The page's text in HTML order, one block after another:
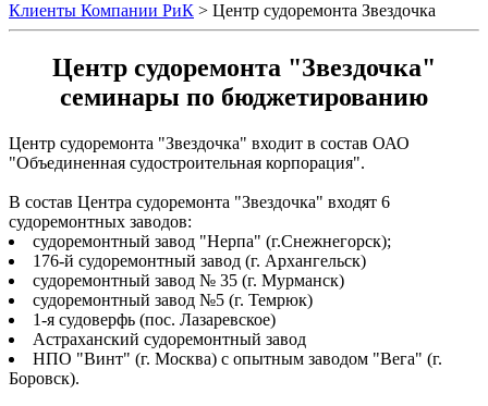
Клиенты Компании РиК > Центр судоремонта Звездочка
Центр судоремонта "Звездочка"
семинары по бюджетированию
Центр судоремонта "Звездочка" входит в состав ОАО
"Объединенная судостроительная корпорация".
В состав Центра судоремонта "Звездочка" входят 6
судоремонтных заводов:
судоремонтный завод "Нерпа" (г.Снежнегорск);
176-й судоремонтный завод (г. Архангельск)
судоремонтный завод № 35 (г. Мурманск)
судоремонтный завод №5 (г. Темрюк)
1-я судоверфь (пос. Лазаревское)
Астраханский судоремонтный завод
НПО "Винт" (г. Москва) с опытным заводом "Вега" (г.
Боровск).